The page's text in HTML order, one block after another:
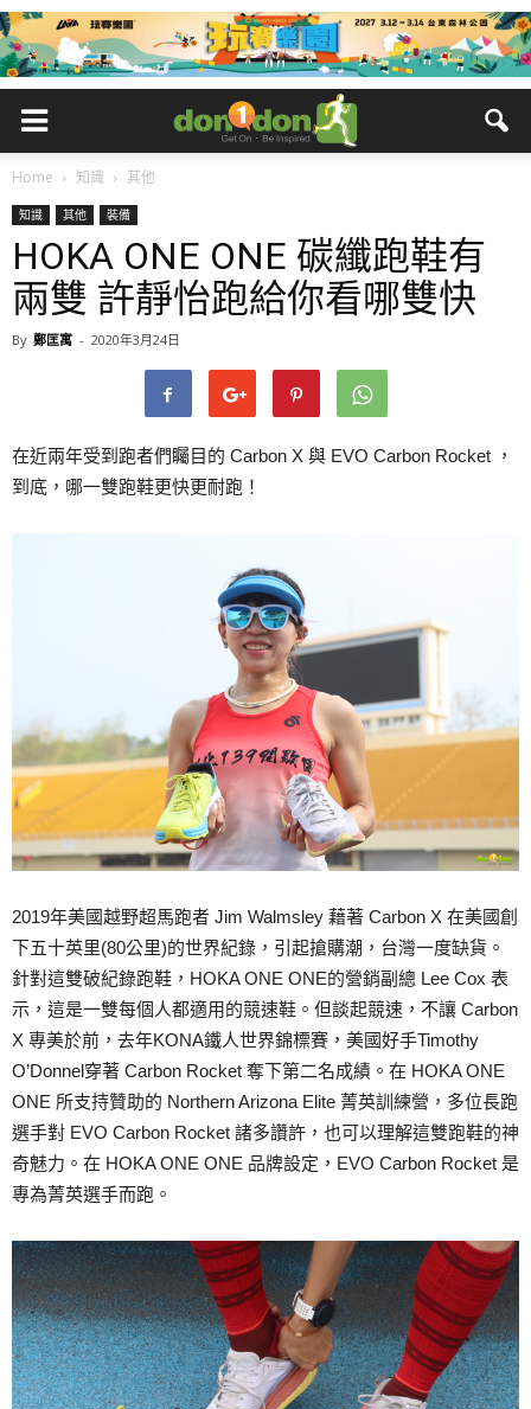
Home 知識 其他
知識 其他 裝備
HOKA ONE ONE 碳纖跑鞋有
兩雙 許靜怡跑給你看哪雙快
By 鄭匡寓 - 2020年3月24日
在近兩年受到跑者們矚目的 Carbon X 與 EVO Carbon Rocket ，
到底，哪一雙跑鞋更快更耐跑！
2019年美國越野超馬跑者 Jim Walmsley 藉著 Carbon X 在美國創
下五十英里(80公里)的世界紀錄，引起搶購潮，台灣一度缺貨。
針對這雙破紀錄跑鞋，HOKA ONE ONE的營銷副總 Lee Cox 表
示，這是一雙每個人都適用的競速鞋。但談起競速，不讓 Carbon
X 專美於前，去年KONA鐵人世界錦標賽，美國好手Timothy
O’Donnel穿著 Carbon Rocket 奪下第二名成績。在 HOKA ONE
ONE 所支持贊助的 Northern Arizona Elite 菁英訓練營，多位長跑
選手對 EVO Carbon Rocket 諸多讚許，也可以理解這雙跑鞋的神
奇魅力。在 HOKA ONE ONE 品牌設定，EVO Carbon Rocket 是
專為菁英選手而跑。